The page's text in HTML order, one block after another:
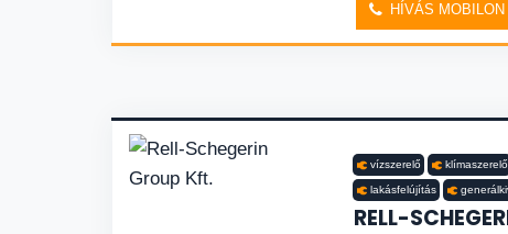
HÍVÁS MOBILON
vízszerelő klímaszerelő
lakásfelújítás
RELL-